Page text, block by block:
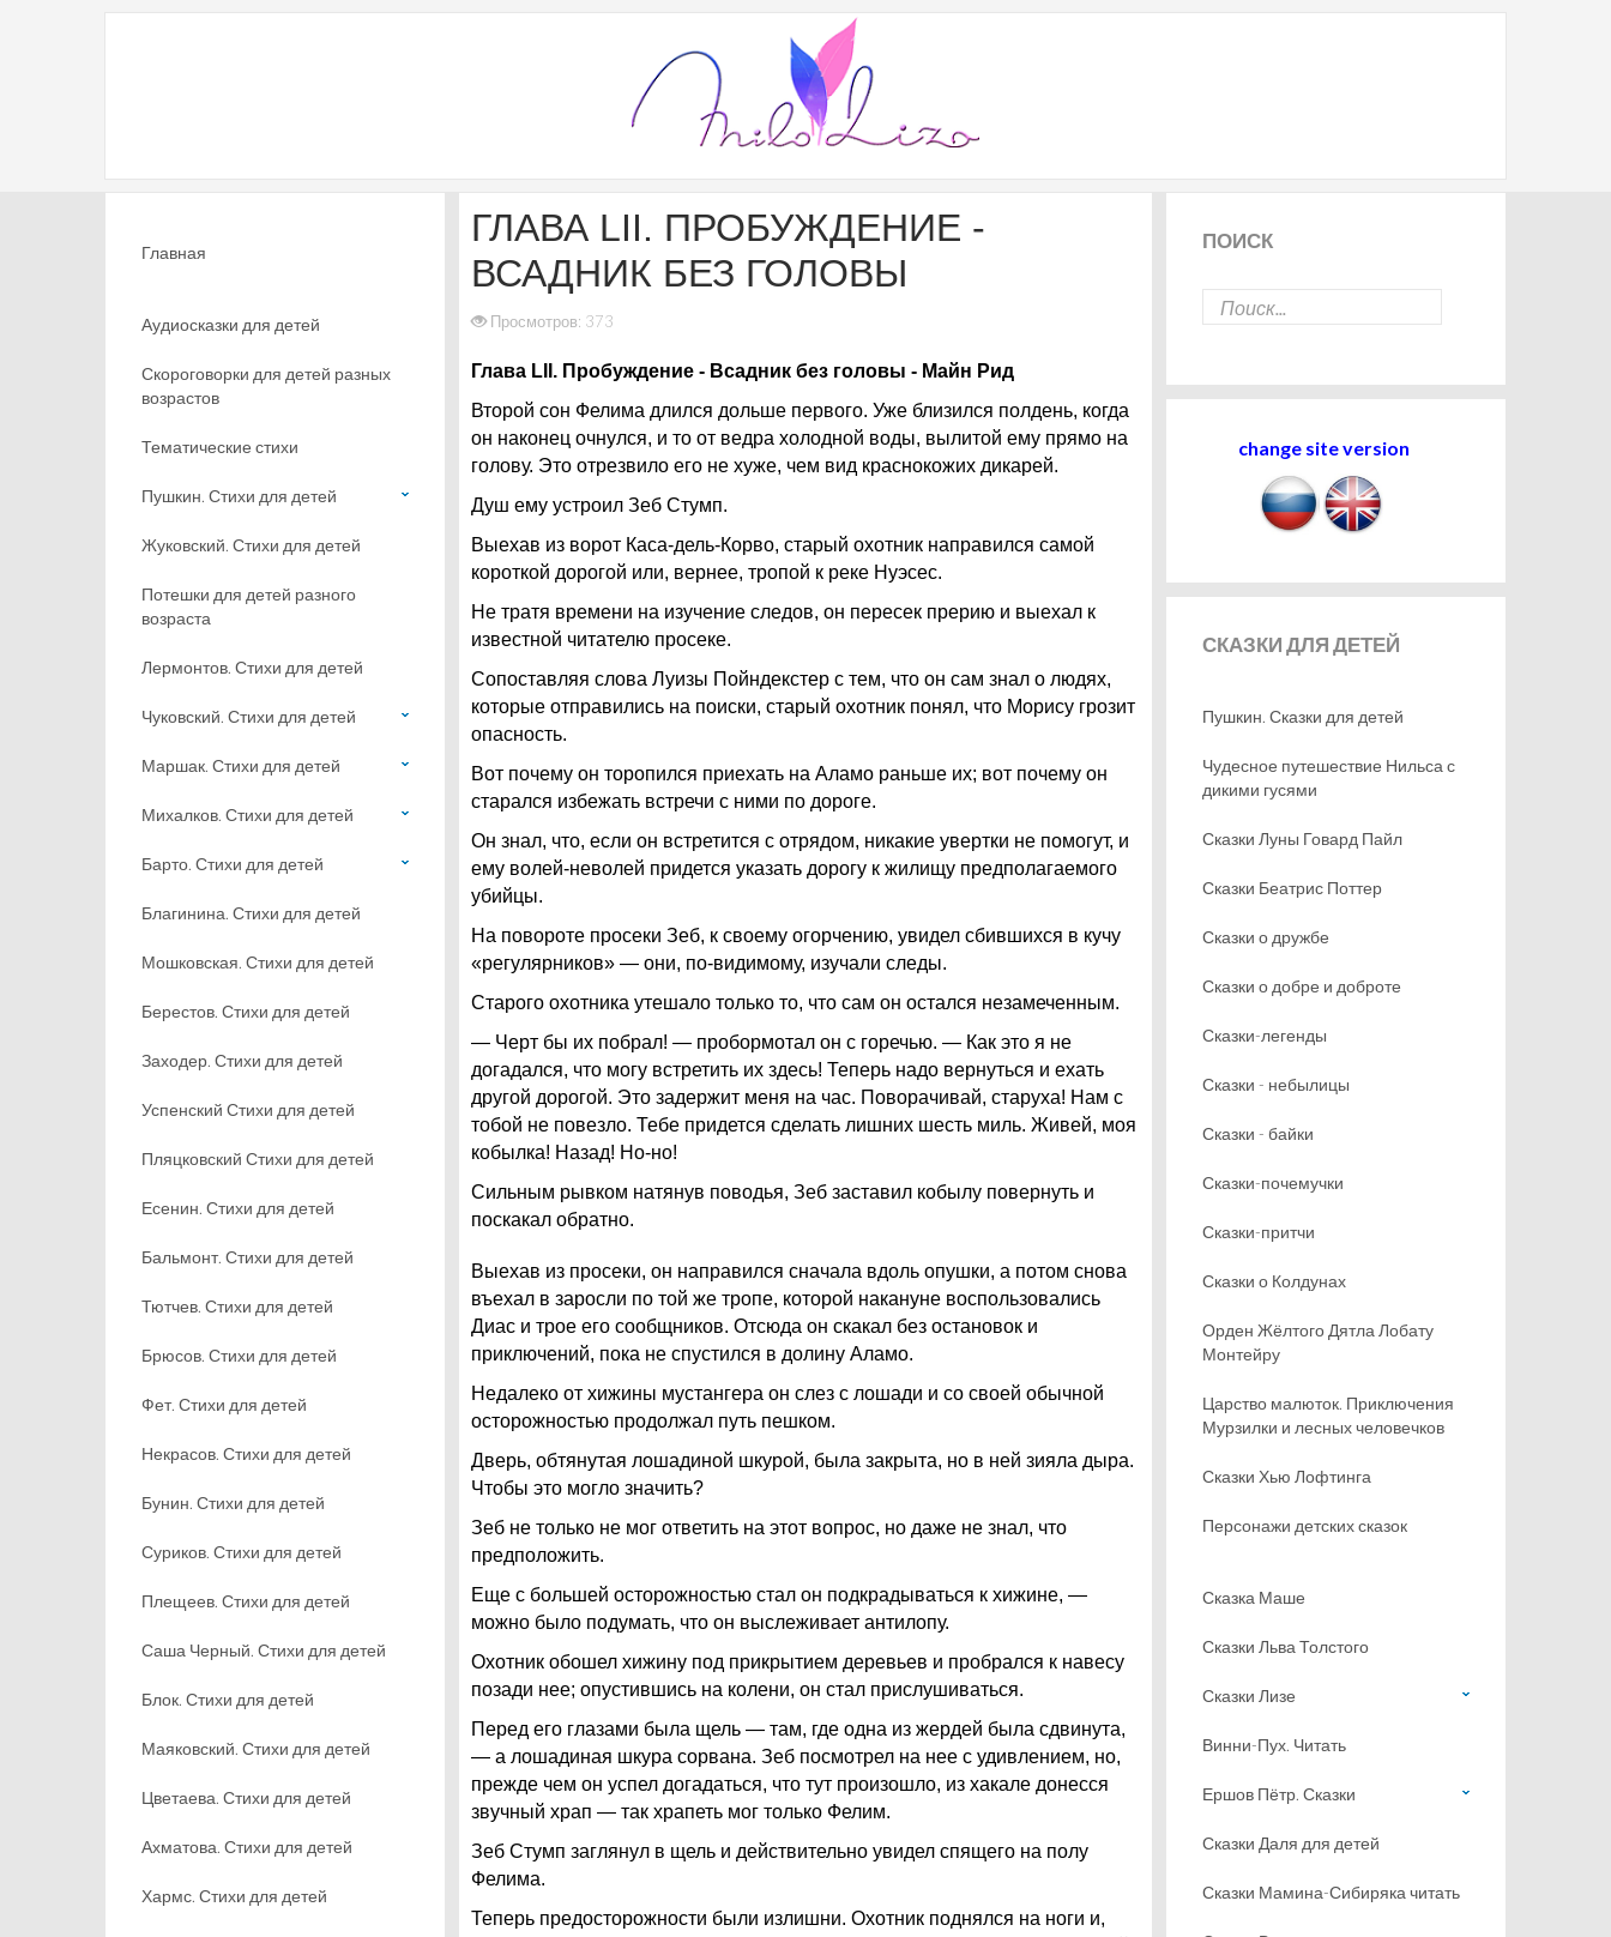
ГЛАВА LII. ПРОБУЖДЕНИЕ -
ВСАДНИК БЕЗ ГОЛОВЫ
Просмотров: 373
Глава LII. Пробуждение - Всадник без головы - Майн Рид
Второй сон Фелима длился дольше первого. Уже близился полдень, когда
он наконец очнулся, и то от ведра холодной воды, вылитой ему прямо на
голову. Это отрезвило его не хуже, чем вид краснокожих дикарей.
Душ ему устроил Зеб Стумп.
Выехав из ворот Каса-дель-Корво, старый охотник направился самой
короткой дорогой или, вернее, тропой к реке Нуэсес.
Не тратя времени на изучение следов, он пересек прерию и выехал к
известной читателю просеке.
Сопоставляя слова Луизы Пойндекстер с тем, что он сам знал о людях,
которые отправились на поиски, старый охотник понял, что Морису грозит
опасность.
Вот почему он торопился приехать на Аламо раньше их; вот почему он
старался избежать встречи с ними по дороге.
Он знал, что, если он встретится с отрядом, никакие увертки не помогут, и
ему волей-неволей придется указать дорогу к жилищу предполагаемого
убийцы.
На повороте просеки Зеб, к своему огорчению, увидел сбившихся в кучу
«регулярников» — они, по-видимому, изучали следы.
Старого охотника утешало только то, что сам он остался незамеченным.
— Черт бы их побрал! — пробормотал он с горечью. — Как это я не
догадался, что могу встретить их здесь! Теперь надо вернуться и ехать
другой дорогой. Это задержит меня на час. Поворачивай, старуха! Нам с
тобой не повезло. Тебе придется сделать лишних шесть миль. Живей, моя
кобылка! Назад! Но-но!
Сильным рывком натянув поводья, Зеб заставил кобылу повернуть и
поскакал обратно.
Выехав из просеки, он направился сначала вдоль опушки, а потом снова
въехал в заросли по той же тропе, которой накануне воспользовались
Диас и трое его сообщников. Отсюда он скакал без остановок и
приключений, пока не спустился в долину Аламо.
Недалеко от хижины мустангера он слез с лошади и со своей обычной
осторожностью продолжал путь пешком.
Дверь, обтянутая лошадиной шкурой, была закрыта, но в ней зияла дыра.
Чтобы это могло значить?
Зеб не только не мог ответить на этот вопрос, но даже не знал, что
предположить.
Еще с большей осторожностью стал он подкрадываться к хижине, —
можно было подумать, что он выслеживает антилопу.
Охотник обошел хижину под прикрытием деревьев и пробрался к навесу
позади нее; опустившись на колени, он стал прислушиваться.
Перед его глазами была щель — там, где одна из жердей была сдвинута,
— а лошадиная шкура сорвана. Зеб посмотрел на нее с удивлением, но,
прежде чем он успел догадаться, что тут произошло, из хакале донесся
звучный храп — так храпеть мог только Фелим.
Зеб Стумп заглянул в щель и действительно увидел спящего на полу
Фелима.
Теперь предосторожности были излишни. Охотник поднялся на ноги и,
Главная
Аудиосказки для детей
Скороговорки для детей разных
возрастов
Тематические стихи
Пушкин. Стихи для детей
Жуковский. Стихи для детей
Потешки для детей разного
возраста
Лермонтов. Стихи для детей
Чуковский. Стихи для детей
Маршак. Стихи для детей
Михалков. Стихи для детей
Барто. Стихи для детей
Благинина. Стихи для детей
Мошковская. Стихи для детей
Берестов. Стихи для детей
Заходер. Стихи для детей
Успенский Стихи для детей
Пляцковский Стихи для детей
Есенин. Стихи для детей
Бальмонт. Стихи для детей
Тютчев. Стихи для детей
Брюсов. Стихи для детей
Фет. Стихи для детей
Некрасов. Стихи для детей
Бунин. Стихи для детей
Суриков. Стихи для детей
Плещеев. Стихи для детей
Саша Черный. Стихи для детей
Блок. Стихи для детей
Маяковский. Стихи для детей
Цветаева. Стихи для детей
Ахматова. Стихи для детей
Хармс. Стихи для детей
ПОИСК
change site version
СКАЗКИДЛЯ ДЕТЕЙ
Пушкин. Сказки для детей
Чудесное путешествие Нильса с
дикими гусями
Сказки Луны Говард Пайл
Сказки Беатрис Поттер
Сказки о дружбе
Сказки о добре и доброте
Сказки-легенды
Сказки - небылицы
Сказки - байки
Сказки-почемучки
Сказки-притчи
Сказки о Колдунах
Орден Жёлтого Дятла Лобату
Монтейру
Царство малюток. Приключения
Мурзилки и лесных человечков
Сказки Хью Лофтинга
Персонажи детских сказок
Сказка Маше
Сказки Льва Толстого
Сказки Лизе
Винни-Пух. Читать
Ершов Пётр. Сказки
Сказки Даля для детей
Сказки Мамина-Сибиряка читать